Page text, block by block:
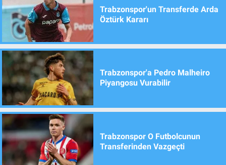
Trabzonspor'un Transferde Arda
Öztürk Kararı
Trabzonspor'a Pedro Malheiro
Piyangosu Vurabilir
Trabzonspor O Futbolcunun
Transferinden Vazgeçti